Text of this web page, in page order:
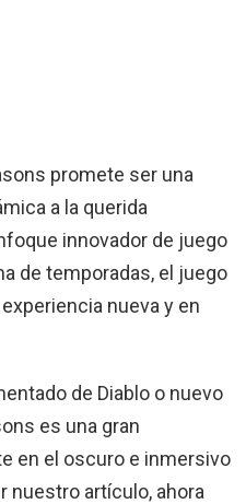
promete ser una
a la querida
innovador de juego
de temporadas, el juego
nueva y en
de Diablo o nuevo
es una gran
en el oscuro e inmersivo
nuestro artículo, ahora